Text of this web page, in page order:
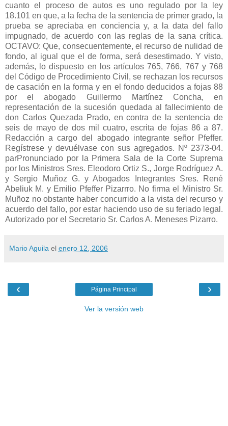
cuanto el proceso de autos es uno regulado por la ley
18.101 en que, a la fecha de la sentencia de primer grado, la
prueba se apreciaba en conciencia y, a la data del fallo
impugnado, de acuerdo con las reglas de la sana crítica.
OCTAVO: Que, consecuentemente, el recurso de nulidad de
fondo, al igual que el de forma, será desestimado. Y visto,
además, lo dispuesto en los artículos 765, 766, 767 y 768
del Código de Procedimiento Civil, se rechazan los recursos
de casación en la forma y en el fondo deducidos a fojas 88
por el abogado Guillermo Martínez Concha, en
representación de la sucesión quedada al fallecimiento de
don Carlos Quezada Prado, en contra de la sentencia de
seis de mayo de dos mil cuatro, escrita de fojas 86 a 87.
Redacción a cargo del abogado integrante señor Pfeffer.
Regístrese y devuélvase con sus agregados. Nº 2373-04.
parPronunciado por la Primera Sala de la Corte Suprema
por los Ministros Sres. Eleodoro Ortiz S., Jorge Rodríguez A.
y Sergio Muñoz G. y Abogados Integrantes Sres. René
Abeliuk M. y Emilio Pfeffer Pizarrro. No firma el Ministro Sr.
Muñoz no obstante haber concurrido a la vista del recurso y
acuerdo del fallo, por estar haciendo uso de su feriado legal.
Autorizado por el Secretario Sr. Carlos A. Meneses Pizarro.
Mario Aguila el enero 12, 2006
‹ ›
Página Principal
Ver la versión web